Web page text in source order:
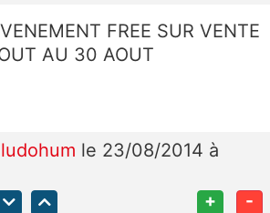
FREE SUR VENTE
AU 30 AOUT
ludohum le 23/08/2014 à
+ -